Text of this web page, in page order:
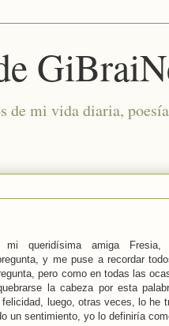
mi vida diaria,
mi queridísima amiga
y me puse a recordar
pero como en todas las
la cabeza por esta
luego, otras veces, lo
un sentimiento, yo lo definiría